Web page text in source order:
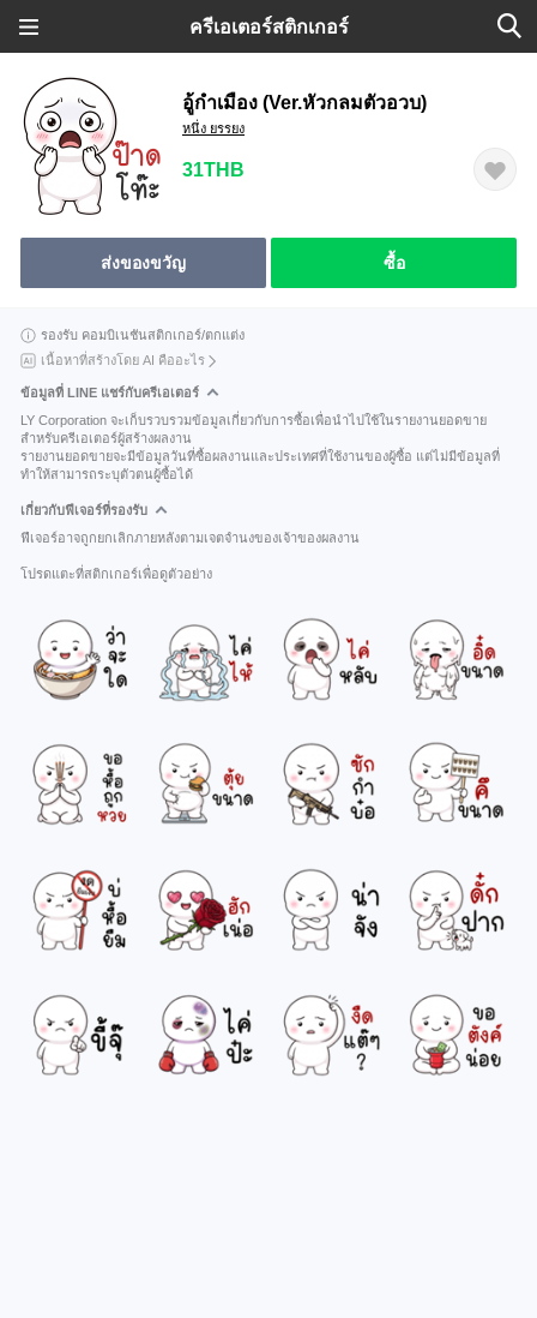
ครีเอเตอร์สติกเกอร์
อู้กำเมือง (Ver.หัวกลมตัวอวบ)
หนึ่ง ยรรยง
31THB
ส่งของขวัญ ซื้อ
รองรับ คอมบิเนชันสติกเกอร์/ตกแต่ง
เนื้อหาที่สร้างโดย AI คืออะไร
ข้อมูลที่ LINE แชร์กับครีเอเตอร์
LY Corporation จะเก็บรวบรวมข้อมูลเกี่ยวกับการซื้อเพื่อนำไปใช้ในรายงานยอดขาย
สำหรับครีเอเตอร์ผู้สร้างผลงาน
รายงานยอดขายจะมีข้อมูลวันที่ซื้อผลงานและประเทศที่ใช้งานของผู้ซื้อ แต่ไม่มีข้อมูลที่
ทำให้สามารถระบุตัวตนผู้ซื้อได้
เกี่ยวกับฟีเจอร์ที่รองรับ
ฟีเจอร์อาจถูกยกเลิกภายหลังตามเจตจำนงของเจ้าของผลงาน
โปรดแตะที่สติกเกอร์เพื่อดูตัวอย่าง